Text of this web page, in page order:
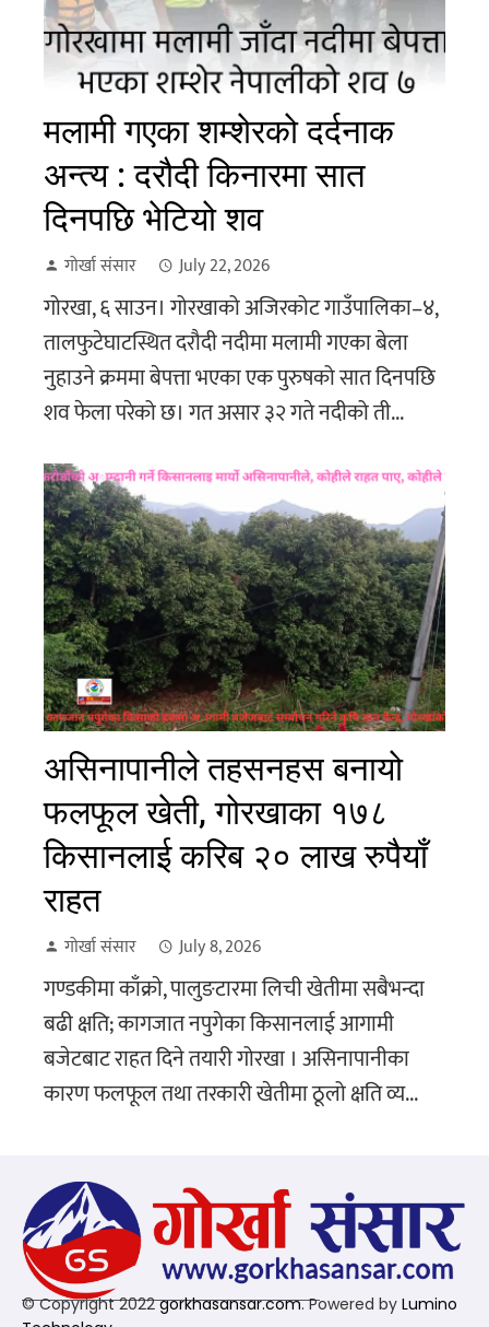
मलामी गएका शम्शेरको दर्दनाक
अन्त्य : दरौदी किनारमा सात
दिनपछि भेटियो शव
गोर्खा संसार July 22, 2026
गोरखा, ६ साउन। गोरखाको अजिरकोट गाउँपालिका–४,
तालफुटेघाटस्थित दरौदी नदीमा मलामी गएका बेला
नुहाउने क्रममा बेपत्ता भएका एक पुरुषको सात दिनपछि
शव फेला परेको छ। गत असार ३२ गते नदीको ती...
असिनापानीले तहसनहस बनायो
फलफूल खेती, गोरखाका १७८
किसानलाई करिब २० लाख रुपैयाँ
राहत
गोर्खा संसार July 8, 2026
गण्डकीमा काँक्राे, पालुङटारमा लिची खेतीमा सबैभन्दा
बढी क्षति; कागजात नपुगेका किसानलाई आगामी
बजेटबाट राहत दिने तयारी गोरखा । असिनापानीका
कारण फलफूल तथा तरकारी खेतीमा ठूलो क्षति व्य...
© Copyright 2022gorkhasansar.com. Powered by Lumino